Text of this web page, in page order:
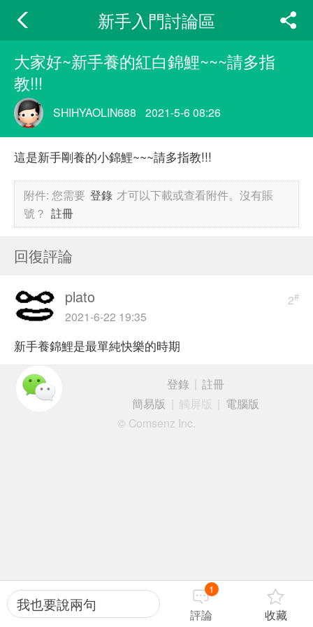
新手入門討論區
大家好~新手養的紅白錦鯉~~~請多指
教!!!
SHIHYAOLIN688 2021-5-6 08:26
這是新手剛養的小錦鯉~~~請多指教!!!
附件:您需要 登錄 才可以下載或查看附件。沒有賬
號？ 註冊
回復評論
2#
plato
2021-6-22 19:35
新手養錦鯉是最單純快樂的時期
我也要說兩句
1
評論 收藏
登錄
註冊
簡易版
觸屏版
電腦版
© Comsenz Inc.